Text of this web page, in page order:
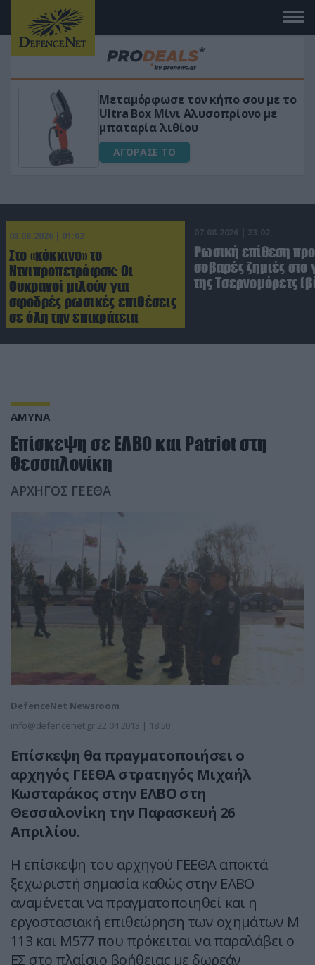
σου με το
με
«Μαγική» φόρμουλα
για αύξηση της λίμπιντο
ΑΓΟΡΑΣΕ ΤΟ
08.08.2026 | 01:02
Στο «κόκκινο» το
Ντνιπροπετρόφσκ: Οι
Ουκρανοί μιλούν για
σφοδρές ρωσικές επιθέσεις
σε όλη την επικράτεια
07.08.2026 | 23:02
Ρωσική επίθεση
σοβαρές ζημιές στο
της Τσερνομόρετς
ΑΜΥΝΑ
Επίσκεψη σε ΕΛΒΟ και Patriot στη
Θεσσαλονίκη
ΑΡΧΗΓΟΣ ΓΕΕΘΑ
DefenceNet Newsroom
info@defencenet.gr 22.04.2013 | 18:50
Επίσκεψη θα πραγματοποιήσει ο
αρχηγός ΓΕΕΘΑ στρατηγός Μιχαήλ
Κωσταράκος στην ΕΛΒΟ στη
Θεσσαλονίκη την Παρασκευή 26
Απριλίου.
Η επίσκεψη του αρχηγού ΓΕΕΘΑ αποκτά
ξεχωριστή σημασία καθώς στην ΕΛΒΟ
αναμένεται να πραγματοποιηθεί και η
εργοστασιακή επιθεώρηση των οχημάτων Μ
113 και Μ577 που πρόκειται να παραλάβει ο
ΕΣ στο πλαίσιο βοήθειας με δωρεάν